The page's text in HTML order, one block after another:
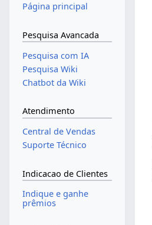
Página principal
Pesquisa Avancada
Pesquisa com IA
Pesquisa Wiki
Chatbot da Wiki
Atendimento
Central de Vendas
Suporte Técnico
Indicacao de Clientes
Indique e ganhe
prêmios